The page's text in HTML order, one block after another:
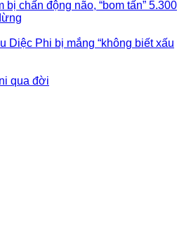
bị chấn động não, “bom tấn” 5.300
Diệc Phi bị mắng “không biết xấu
qua đời